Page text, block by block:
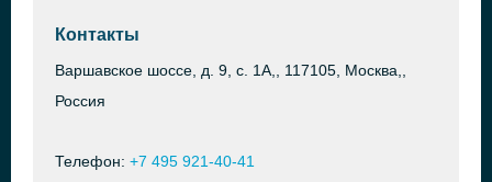
Контакты
Варшавское шоссе, д. 9, с. 1А,, 117105, Москва,,
Россия
Телефон: +7 495 921-40-41